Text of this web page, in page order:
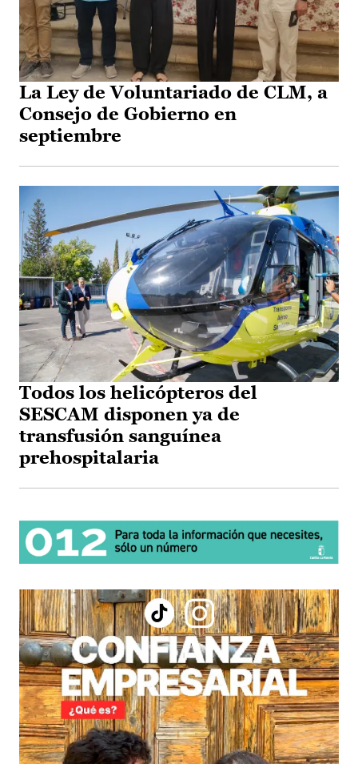
La Ley de Voluntariado de CLM, a
Consejo de Gobierno en
septiembre
Todos los helicópteros del
SESCAM disponen ya de
transfusión sanguínea
prehospitalaria